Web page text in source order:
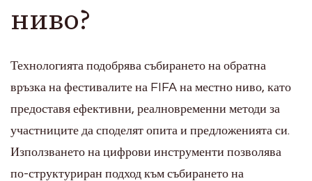
ниво?
Технологията подобрява събирането на обратна
връзка на фестивалите на FIFA на местно ниво, като
предоставя ефективни, реалновременни методи за
участниците да споделят опита и предложенията си.
Използването на цифрови инструменти позволява
по-структуриран подход към събирането на